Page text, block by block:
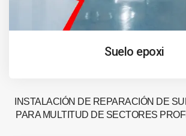
Suelo epoxi
INSTALACIÓN DE REPARACIÓN DE
PARA MULTITUD DE SECTORES